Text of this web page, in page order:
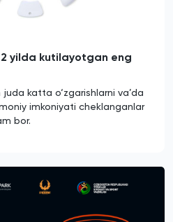
yilda kutilayotgan eng
katta o‘zgarishlarni va’da
imkoniyati cheklanganlar
bor.